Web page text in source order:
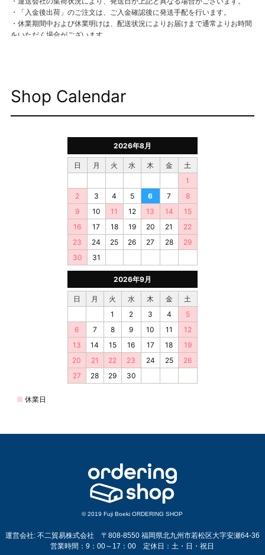
© 2019 Fuji Boeki ORDERING SHOP
運営会社: 不二貿易株式会社 〒808-8550 福岡県北九州市若松区大字安瀬64-36
営業時間：9：00～17：00 定休日：土・日・祝日